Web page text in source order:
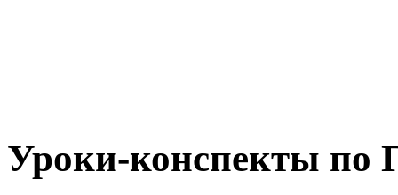
Уроки-конспекты по